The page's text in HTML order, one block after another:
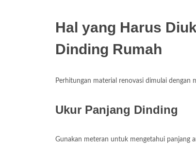
Hal yang Harus
Dinding Rumah
Perhitungan material renovasi dimulai dengan
Ukur Panjang Dinding
Gunakan meteran untuk mengetahui panjang